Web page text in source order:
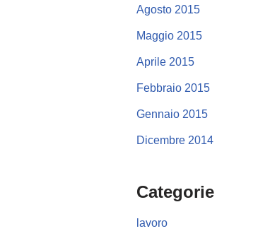
Agosto 2015
Maggio 2015
Aprile 2015
Febbraio 2015
Gennaio 2015
Dicembre 2014
Categorie
lavoro